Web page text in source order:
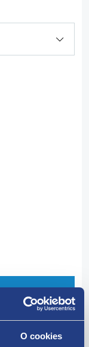
O cookies